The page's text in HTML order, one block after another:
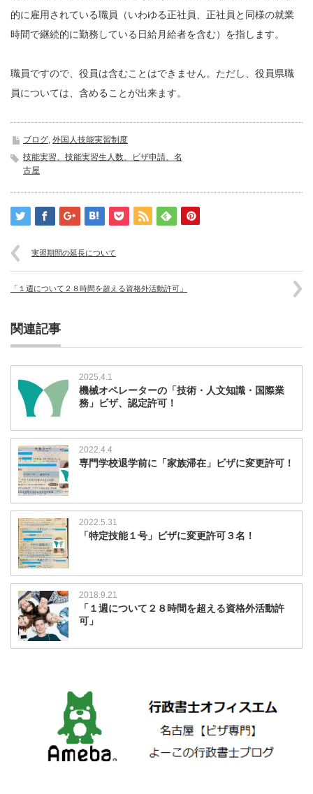
的に雇用されている職員（いわゆる正社員、正社員と同様の就業
時間で継続的に勤務している日給月給者を含む）を指します。
職員ですので、役員は含むことはできません。ただし、役員県職
員については、含めることが出来ます。
ブログ, 外国人技能実習制度
技能実習、技能実習生人数、ビザ申請、名
古屋
実習期間の延長について
「１週について２８時間を超える資格外活動許可」
関連記事
2025.4.1
機械オペレーターの「技術・人文知識・国際業
務」ビザ、認定許可！
2022.4.4
専門学校退学前に「家族滞在」ビザに変更許可！
2022.5.31
「特定技能１号」ビザに変更許可３名！
2018.9.21
「１週について２８時間を超える資格外活動許
可」